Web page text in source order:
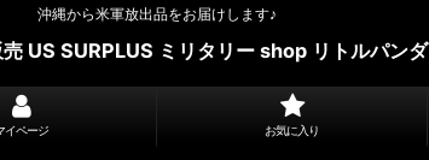
沖縄から米軍放出品をお届けします♪
US SURPLUS ミリタリー shop リトルパンダ
イページ お気に入り